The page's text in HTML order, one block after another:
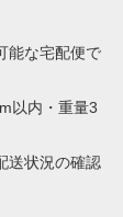
能な宅配便で
以内・重量3
送状況の確認